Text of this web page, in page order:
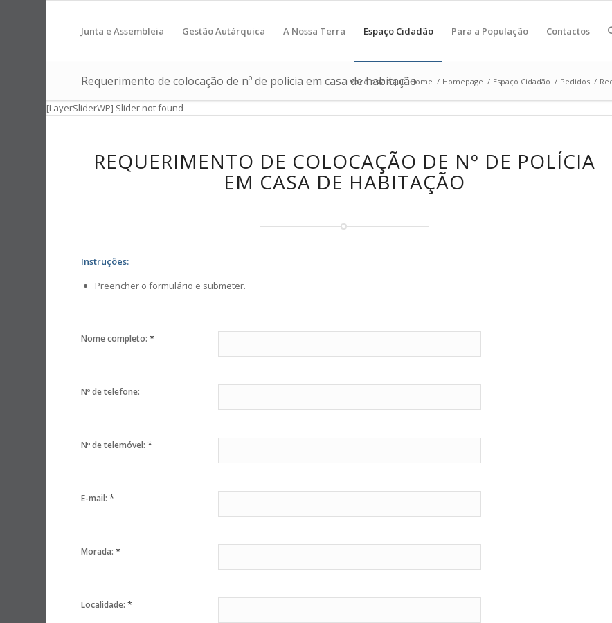
Junta e Assembleia Gestão Autárquica A Nossa Terra Espaço Cidadão Para a População Contactos
Requerimento de colocação de nº de polícia em casa de habitação
Você está aqui: Home / Homepage / Espaço Cidadão / Pedidos /
[LayerSliderWP] Slider not found
REQUERIMENTO DE COLOCAÇÃO DE Nº DE POLÍCIA
EM CASA DE HABITAÇÃO
Instruções:
Preencher o formulário e submeter.
Nome completo:*
Nº de telefone:
Nº de telemóvel:*
E-mail:*
Morada:*
Localidade:*